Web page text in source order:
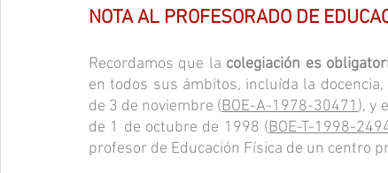
NOTA AL PROFESORADO DE
Recordamos que la colegiación es
en todos sus ámbitos, incluída la
de 3 de noviembre (BOE-A-1978-30471 ), y
de 1 de octubre de 1998 (BOE-T-1998-
profesor de Educación Física de un centro